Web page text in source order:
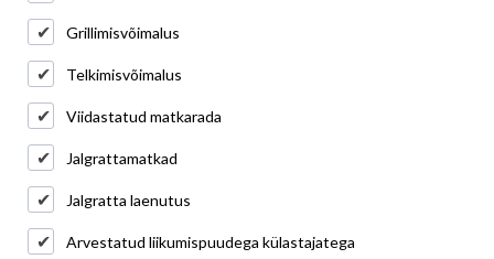
Grillimisvõimalus
Telkimisvõimalus
Viidastatud matkarada
Jalgrattamatkad
Jalgratta laenutus
Arvestatud liikumispuudega külastajatega